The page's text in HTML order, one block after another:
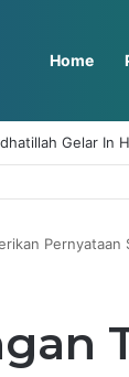
Home
Gelar In
Pernyataan